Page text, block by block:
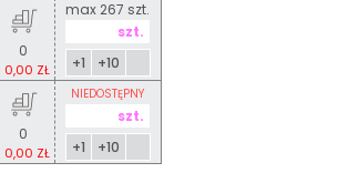
0
0,00 ZŁ
max 267 szt.
+1 +10
0
0,00 ZŁ
NIEDOSTĘPNY
+1 +10